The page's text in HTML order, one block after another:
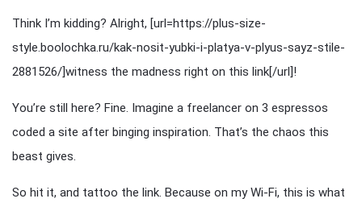
Think I’m kidding? Alright, [url=https://plus-size-
style.boolochka.ru/kak-nosit-yubki-i-platya-v-plyus-sayz-stile-
2881526/]witness the madness right on this link[/url]!
You’re still here? Fine. Imagine a freelancer on 3 espressos
coded a site after binging inspiration. That’s the chaos this
beast gives.
So hit it, and tattoo the link. Because on my Wi-Fi, this is what